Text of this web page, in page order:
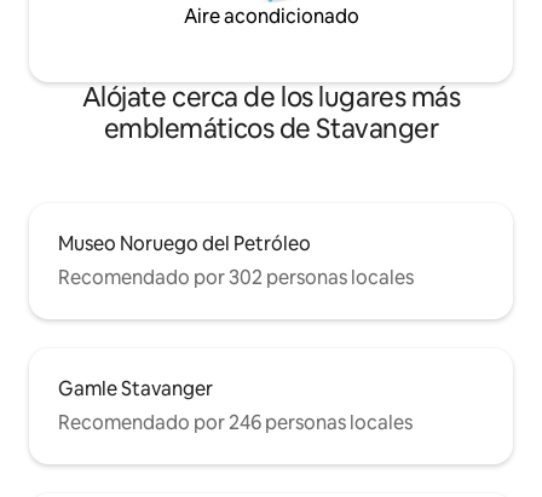
Aire acondicionado
Alójate cerca de los lugares más
emblemáticos de Stavanger
Museo Noruego del Petróleo
Recomendado por 302 personas locales
Gamle Stavanger
Recomendado por 246 personas locales